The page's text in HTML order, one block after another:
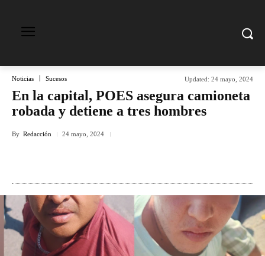
Noticias Sucesos Updated: 24 mayo, 2024
En la capital, POES asegura camioneta
robada y detiene a tres hombres
By Redacción 24 mayo, 2024